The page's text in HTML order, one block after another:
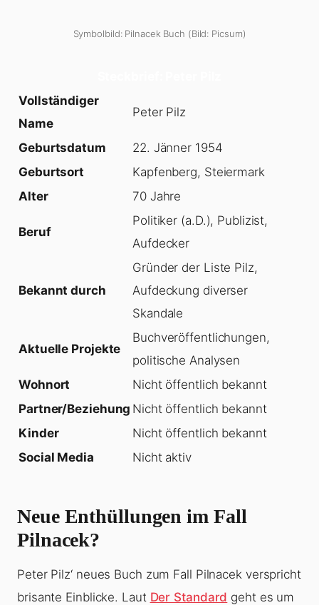
Symbolbild: Pilnacek Buch (Bild: Picsum)
Vollständiger
Name
Peter Pilz
Geburtsdatum
22. Jänner 1954
Geburtsort
Kapfenberg, Steiermark
Alter
70 Jahre
Beruf
Politiker (a.D.), Publizist,
Aufdecker
Bekannt durch
Gründer der Liste Pilz,
Aufdeckung diverser
Skandale
Aktuelle Projekte
Buchveröffentlichungen,
politische Analysen
Wohnort
Nicht öffentlich bekannt
Partner/Beziehung Nicht öffentlich bekannt
Kinder
Nicht öffentlich bekannt
Social Media
Nicht aktiv
Neue Enthüllungen im Fall
Pilnacek?
Peter Pilz‘ neues Buch zum Fall Pilnacek verspricht
brisante Einblicke. Laut Der Standard geht es um